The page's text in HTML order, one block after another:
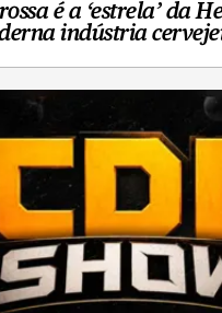
é a ‘estrela’ da
indústria